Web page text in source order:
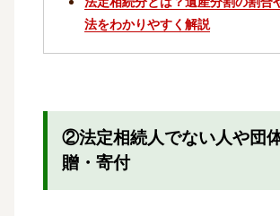
法をわかりやすく解説
②法定相続人でない人や団
贈・寄付